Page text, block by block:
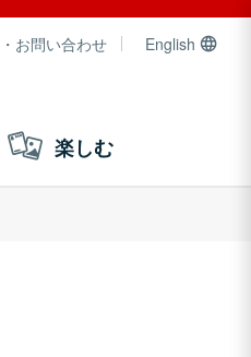
お問い合わせ English
楽しむ